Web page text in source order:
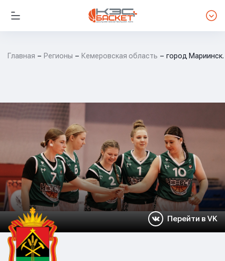
Главная Регионы Кемеровская область город
Перейти в VK